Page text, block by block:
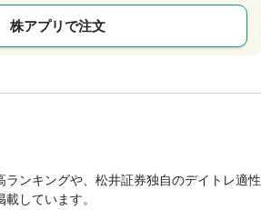
株アプリで注文
ランキングや、松井証券独自のデイトレ適性
しています。